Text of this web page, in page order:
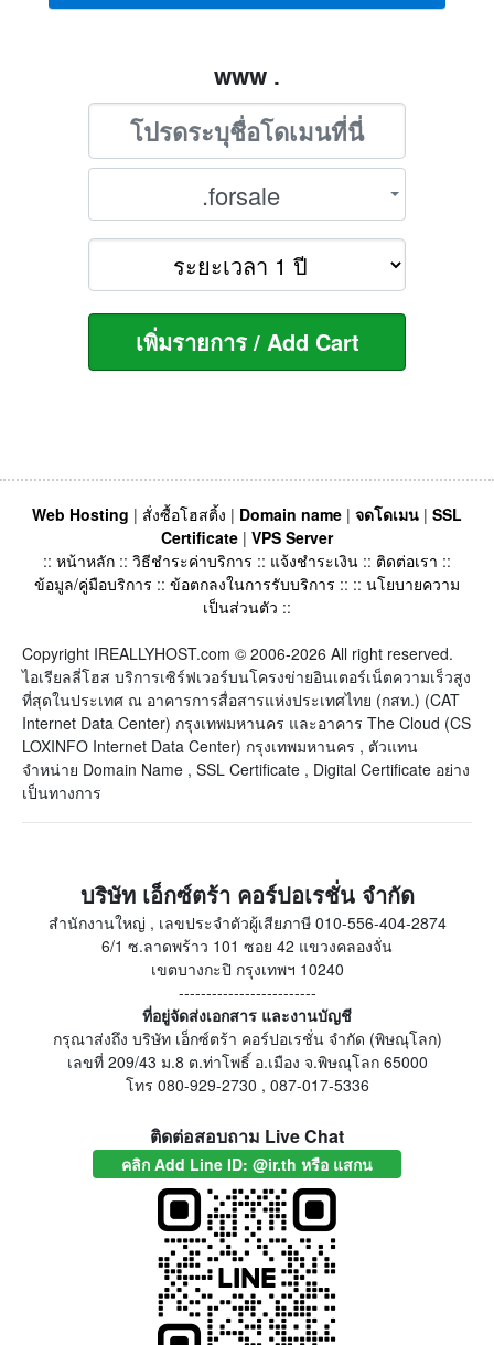
www .
.forsale
Web Hosting | สั่งซื้อโฮสติ้ง | Domain name | จดโดเมน | SSL
Certificate | VPS Server
:: หน้าหลัก :: วิธีชำระค่าบริการ :: แจ้งชำระเงิน :: ติดต่อเรา ::
ข้อมูล/คู่มือบริการ :: ข้อตกลงในการรับบริการ :: :: นโยบายความ
เป็นส่วนตัว ::
Copyright IREALLYHOST.com © 2006-2026 All right reserved.
ไอเรียลลี่โฮส บริการเซิร์ฟเวอร์บนโครงข่ายอินเตอร์เน็ตความเร็วสูง
ที่สุดในประเทศ ณ อาคารการสื่อสารแห่งประเทศไทย (กสท.) (CAT
Internet Data Center) กรุงเทพมหานคร และอาคาร The Cloud (CS
LOXINFO Internet Data Center) กรุงเทพมหานคร , ตัวแทน
จำหน่าย Domain Name , SSL Certificate , Digital Certificate อย่าง
เป็นทางการ
บริษัท เอ็กซ์ตร้า คอร์ปอเรชั่น จำกัด
สำนักงานใหญ่ , เลขประจำตัวผู้เสียภาษี 010-556-404-2874
6/1 ซ.ลาดพร้าว 101 ซอย 42 แขวงคลองจั่น
เขตบางกะปิ กรุงเทพฯ 10240
-------------------------
ที่อยู่จัดส่งเอกสาร และงานบัญชี
กรุณาส่งถึง บริษัท เอ็กซ์ตร้า คอร์ปอเรชั่น จำกัด (พิษณุโลก)
เลขที่ 209/43 ม.8 ต.ท่าโพธิ์ อ.เมือง จ.พิษณุโลก 65000
โทร 080-929-2730 , 087-017-5336
ติดต่อสอบถาม Live Chat
คลิก Add Line ID: @ir.th หรือ แสกน